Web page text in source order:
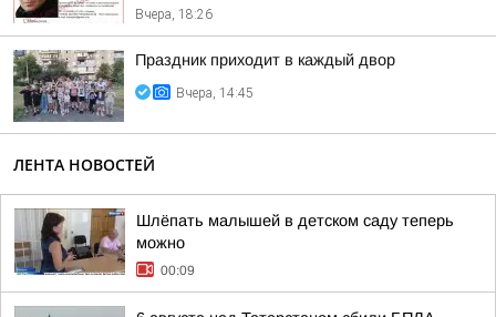
Вчера, 18:26
Праздник приходит в каждый двор
Вчера, 14:45
ЛЕНТА НОВОСТЕЙ
Шлёпать малышей в детском саду теперь
можно
00:09